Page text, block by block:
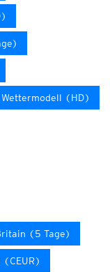
Wettermodell (HD)
(5 Tage)
(CEUR)